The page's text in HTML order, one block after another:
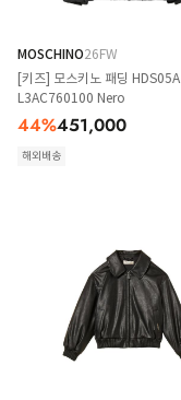
MOSCHINO26FW
[키즈] 모스키노 패딩 HDS05A
L3AC760100 Nero
44%451,000
해외배송